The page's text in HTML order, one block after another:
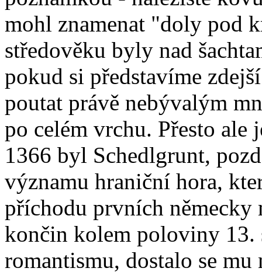
mohl znamenat "doly pod
středověku byly nad
pokud si představíme
poutat právě nebývalým
po celém vrchu. Přesto ale
1366 byl Schedlgrunt,
významu hraniční hora,
příchodu prvních
končin kolem poloviny
romantismu, dostalo se